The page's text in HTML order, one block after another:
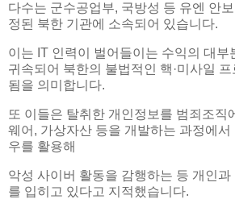
다수는 군수공업부, 국방성 등 유엔 안
정된 북한 기관에 소속되어 있습니다.
이는 IT 인력이 벌어들이는 수익의 대부
귀속되어 북한의 불법적인 핵·미사일
됨을 의미합니다.
또 이들은 탈취한 개인정보를 범죄조직
웨어, 가상자산 등을 개발하는 과정에
우를 활용해
악성 사이버 활동을 감행하는 등 개인과
를 입히고 있다고 지적했습니다.